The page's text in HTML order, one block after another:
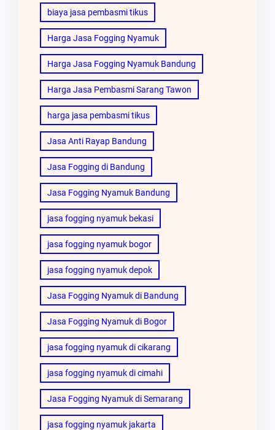
biaya jasa pembasmi tikus
Harga Jasa Fogging Nyamuk
Harga Jasa Fogging Nyamuk Bandung
Harga Jasa Pembasmi Sarang Tawon
harga jasa pembasmi tikus
Jasa Anti Rayap Bandung
Jasa Fogging di Bandung
Jasa Fogging Nyamuk Bandung
jasa fogging nyamuk bekasi
jasa fogging nyamuk bogor
jasa fogging nyamuk depok
Jasa Fogging Nyamuk di Bandung
Jasa Fogging Nyamuk di Bogor
jasa fogging nyamuk di cikarang
jasa fogging nyamuk di cimahi
Jasa Fogging Nyamuk di Semarang
jasa fogging nyamuk jakarta